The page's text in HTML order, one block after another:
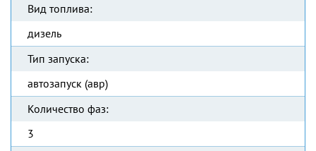
Вид топлива:
дизель
Тип запуска:
автозапуск (авр)
Количество фаз:
3